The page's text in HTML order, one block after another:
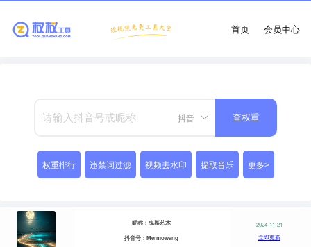
会员中心
首页
抖音 查权重
权重排行 违禁词过滤 视频去水印 提取音乐 更多>
昵称：曳慕艺术
抖音号：Mermowang
2024-11-21
立即更新